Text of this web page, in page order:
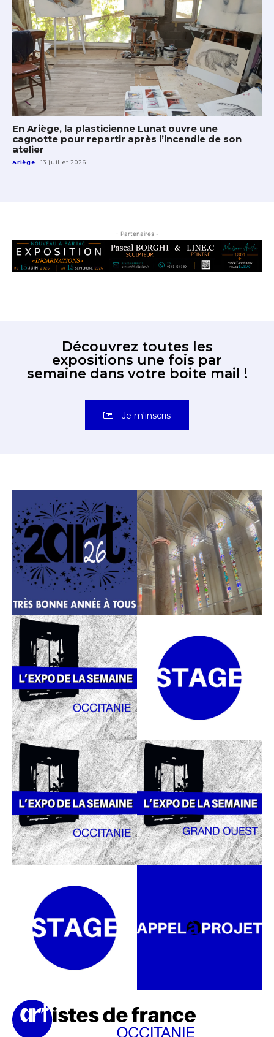
En Ariège, la plasticienne Lunat ouvre une
cagnotte pour repartir après l’incendie de son
atelier
Ariège 13 juillet 2026
- Partenaires -
Découvrez toutes les
expositions une fois par
semaine dans votre boite mail !
Je m'inscris